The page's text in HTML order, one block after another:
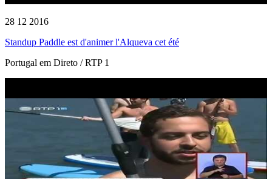
28 12 2016
Standup Paddle est d'animer l'Alqueva cet été
Portugal em Direto / RTP 1